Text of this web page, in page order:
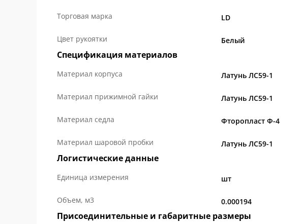
Торговая марка LD
Цвет рукоятки Белый
Спецификация материалов
Материал корпуса Латунь ЛС59-1
Материал прижимной гайки Латунь ЛС59-1
Материал седла Фторопласт Ф-4
Материал шаровой пробки Латунь ЛС59-1
Логистические данные
Единица измерения шт
Объем, м3 0.000194
Присоединительные и габаритные размеры